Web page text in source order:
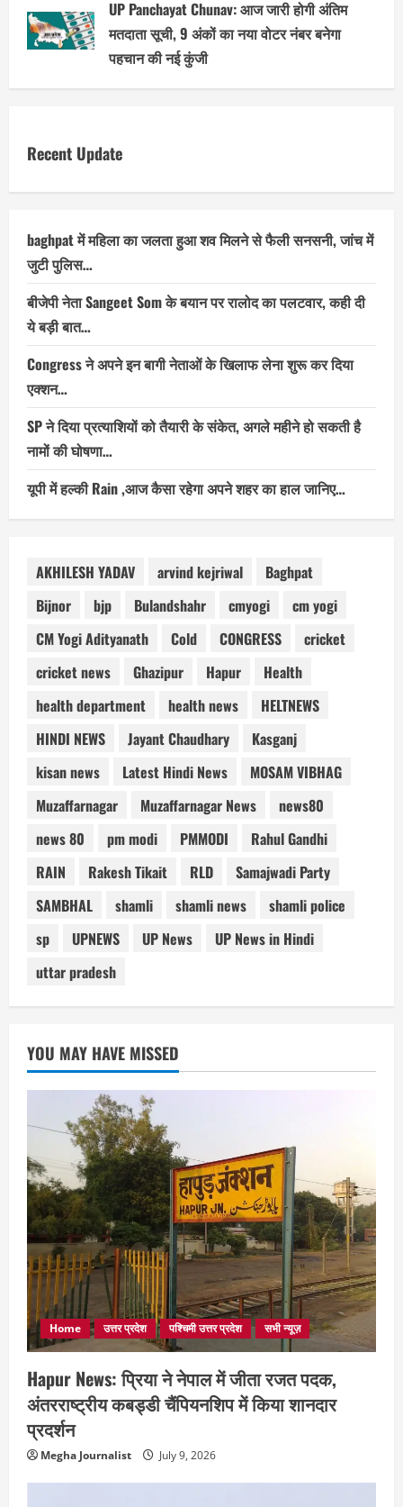
UP Panchayat Chunav: आज जारी होगी अंतिम
मतदाता सूची, 9 अंकों का नया वोटर नंबर बनेगा
पहचान की नई कुंजी
Recent Update
baghpat में महिला का जलता हुआ शव मिलने से फैली सनसनी, जांच में
जुटी पुलिस…
बीजेपी नेता Sangeet Som के बयान पर रालोद का पलटवार, कही दी
ये बड़ी बात…
Congress ने अपने इन बागी नेताओं के खिलाफ लेना शुरू कर दिया
एक्शन…
SP ने दिया प्रत्याशियों को तैयारी के संकेत, अगले महीने हो सकती है
नामों की घोषणा…
यूपी में हल्की Rain ,आज कैसा रहेगा अपने शहर का हाल जानिए…
AKHILESH YADAV arvind kejriwal
Baghpat
Bijnor
bjp Bulandshahr cmyogi
cm yogi
CM Yogi Adityanath
Cold CONGRESS
cricket
cricket news
Ghazipur Hapur
Health
health department
health news
HELTNEWS
HINDI NEWS
Jayant Chaudhary
Kasganj
kisan news
Latest Hindi News
MOSAM VIBHAG
Muzaffarnagar
Muzaffarnagar News
news80
news 80
pm modi PMMODI
Rahul Gandhi
RAIN
Rakesh Tikait RLD
Samajwadi Party
SAMBHAL
shamli shamli news
shamli police
sp
UPNEWS UP News
UP News in Hindi
uttar pradesh
YOU MAY HAVE MISSED
Home उत्तर प्रदेश पश्चिमी उत्तर प्रदेश सभी न्यूज़
Hapur News: प्रिया ने नेपाल में जीता रजत पदक,
अंतरराष्ट्रीय कबड्डी चैंपियनशिप में किया शानदार
प्रदर्शन
Megha Journalist July 9, 2026